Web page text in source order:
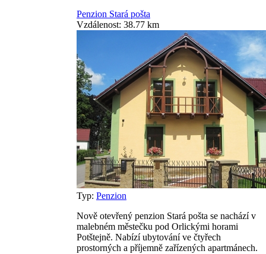
Penzion Stará pošta
Vzdálenost: 38.77 km
Typ: Penzion
Nově otevřený penzion Stará pošta se nachází v
malebném městečku pod Orlickými horami
Potštejně. Nabízí ubytování ve čtyřech
prostorných a příjemně zařízených apartmánech.